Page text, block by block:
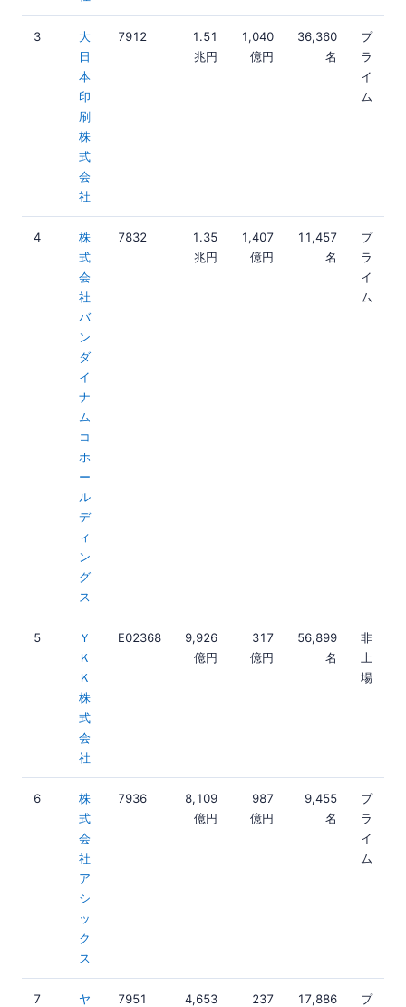
3
大
日
本
印
刷
株
式
会
社
7912
1.51
兆円
1,040
億円
36,360
名
プ
ラ
イ
ム
4
株
式
会
社
バ
ン
ダ
イ
ナ
ム
コ
ホ
ー
ル
デ
ィ
ン
グ
ス
7832
1.35
兆円
1,407
億円
11,457
名
プ
ラ
イ
ム
5
Ｙ
Ｋ
Ｋ
株
式
会
社
E02368
9,926
億円
317
億円
56,899
名
非
上
場
6
株
式
会
社
ア
シ
ッ
ク
ス
7936
8,109
億円
987
億円
9,455
名
プ
ラ
イ
ム
7
ヤ
7951
4,653
237
17,886
プ